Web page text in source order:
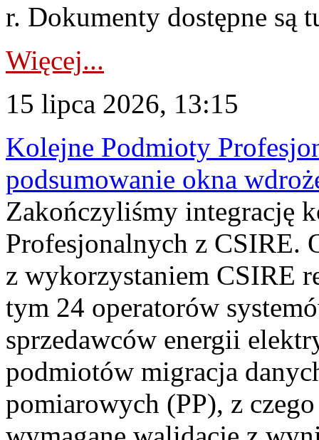
r. Dokumenty dostępne są
Więcej...
15 lipca 2026, 13:15
Kolejne Podmioty
podsumowanie okna
Zakończyliśmy integrację
Profesjonalnych z CSIRE.
z wykorzystaniem CSIRE
tym 24 operatorów
sprzedawców energii
podmiotów migracja
pomiarowych (PP), z